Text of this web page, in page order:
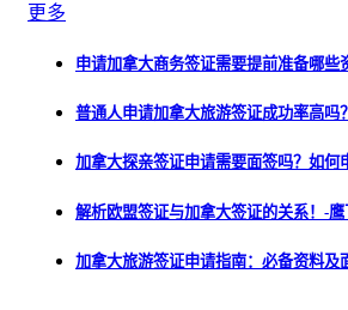
更多
申请加拿大商务签证需要提前准备哪些
普通人申请加拿大旅游签证成功率高吗
加拿大探亲签证申请需要面签吗？如何
解析欧盟签证与加拿大签证的关系！-
加拿大旅游签证申请指南：必备资料及